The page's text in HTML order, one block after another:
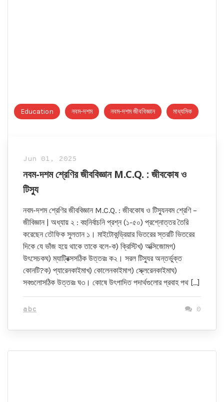
Education নবম-দশম নবম-দশম জীববিজ্ঞান মাধ্যমিক
Jun 01, 2025
নবম-দশম শ্রেণির জীববিজ্ঞান M.C.Q. : জীবকোষ ও
টিস্যু
নবম-দশম শ্রেণির জীববিজ্ঞান M.C.Q. : জীবকোষ ও টিস্যুনবম শ্রেণি –
জীবিজ্ঞান | অধ্যায় ২ : বহুনির্বাচনি প্রশ্ন (১-৫০) প্রশ্নোত্তর তৈরি
করেছেন তৌফিক সুলতান ১। মাইটোকন্ড্রিয়ার ভিতরের স্তরটি ভিতরের
দিকে যে ভাঁজ হয়ে থাকে তাকে বলে-ক) ক্রিস্টিখ) অক্সিজোমগ)
উৎসেচকঘ) ম্যাট্রিক্সসঠিক উত্তরঃ ক২। সরল টিস্যুর অন্তর্ভুক্ত
কোনটি?ক) প্যারেনকাইমাখ) কোলেনকাইমাগ) স্ক্লেরেনকাইমাঘ)
সবগুলোসঠিক উত্তরঃ ঘ৩। কোষে উৎপাদিত পদার্থগুলোর প্রবাহ পথ […]
abc 0